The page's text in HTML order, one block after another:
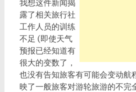
我想这件新闻揭
露了相关旅行社
工作人员的训练
不足 (即使天气
预报已经知道有
很大的变数了，
也没有告知旅客有可能会变动航
映了一般旅客对游轮旅游的不完